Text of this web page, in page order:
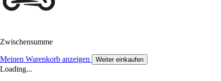
Zwischensumme
Meinen Warenkorb anzeigen Weiter einkaufen
Loading...